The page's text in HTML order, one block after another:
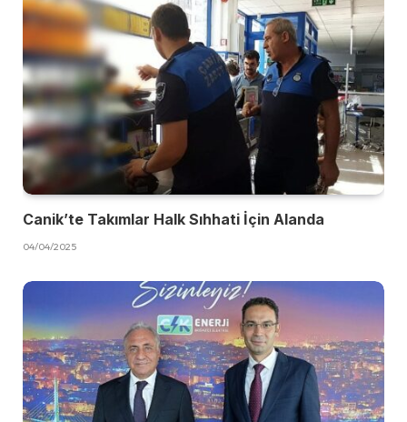
Canik’te Takımlar Halk Sıhhati İçin Alanda
04/04/2025